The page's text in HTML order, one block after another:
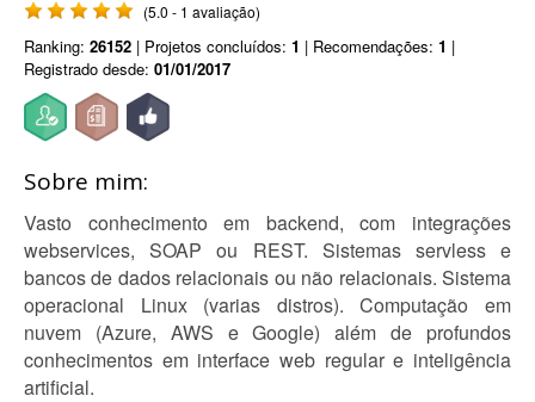
(5.0 - 1 avaliação)
Ranking: 26152 | Projetos concluídos: 1 | Recomendações: 1 |
Registrado desde: 01/01/2017
Sobre mim:
Vasto conhecimento em backend, com integrações
webservices, SOAP ou REST. Sistemas servless e
bancos de dados relacionais ou não relacionais. Sistema
operacional Linux (varias distros). Computação em
nuvem (Azure, AWS e Google) além de profundos
conhecimentos em interface web regular e inteligência
artificial.